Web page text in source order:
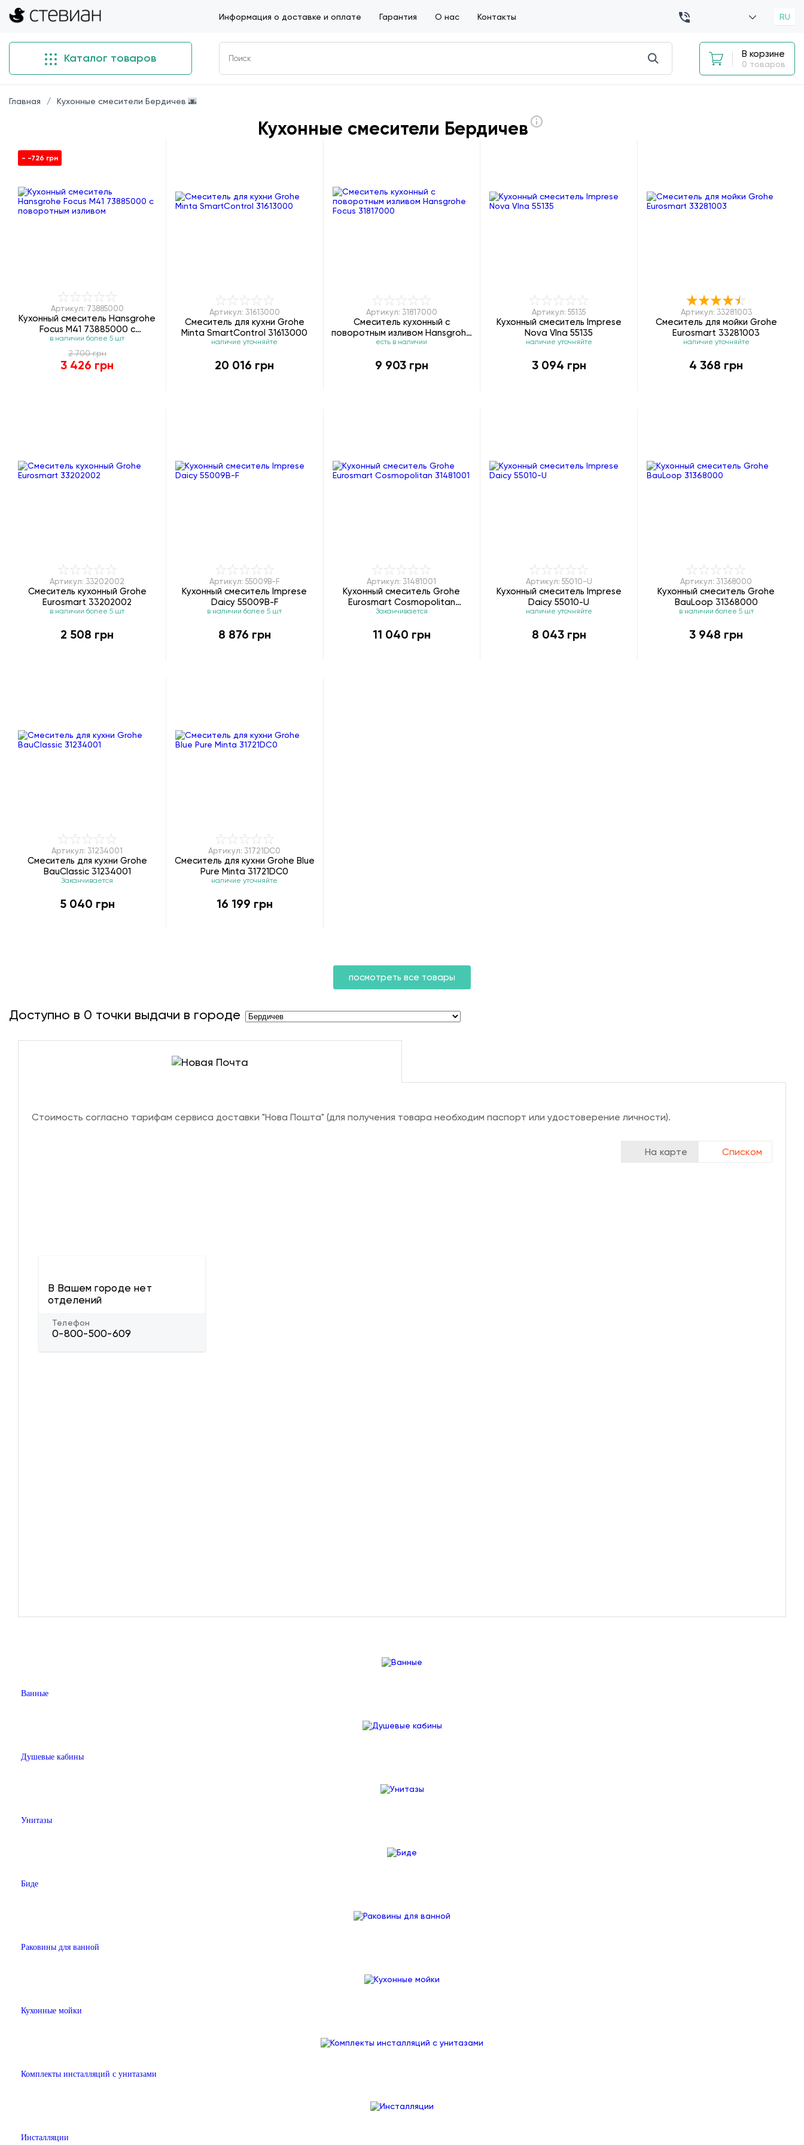
Информация о доставке и оплате Гарантия О нас Контакты RU
Каталог товаров В корзине
0 товаров
Главная Кухонные смесители Бердичев 🌆
Кухонные смесители Бердичев
- -726 грн
Артикул: 73885000
Кухонный смеситель Hansgrohe
Focus M41 73885000 с
поворотным изливом
в наличии более 5 шт
2 700 грн
3 426 грн
Артикул: 31613000
Смеситель для кухни Grohe
Minta SmartControl 31613000
наличие уточняйте
20 016 грн
Артикул: 31817000
Смеситель кухонный с
поворотным изливом Hansgrohe
Focus 31817000
есть в наличии
9 903 грн
Артикул: 55135
Кухонный смеситель Imprese
Nova Vlna 55135
наличие уточняйте
3 094 грн
Артикул: 33281003
Смеситель для мойки Grohe
Eurosmart 33281003
наличие уточняйте
4 368 грн
Артикул: 33202002
Смеситель кухонный Grohe
Eurosmart 33202002
в наличии более 5 шт
2 508 грн
Артикул: 55009B-F
Кухонный смеситель Imprese
Daicy 55009B-F
в наличии более 5 шт
8 876 грн
Артикул: 31481001
Кухонный смеситель Grohe
Eurosmart Cosmopolitan
31481001
Заканчивается
11 040 грн
Артикул: 55010-U
Кухонный смеситель Imprese
Daicy 55010-U
наличие уточняйте
8 043 грн
Артикул: 31368000
Кухонный смеситель Grohe
BauLoop 31368000
в наличии более 5 шт
3 948 грн
Артикул: 31234001
Смеситель для кухни Grohe
BauClassic 31234001
Заканчивается
5 040 грн
Артикул: 31721DC0
Смеситель для кухни Grohe Blue
Pure Minta 31721DC0
наличие уточняйте
16 199 грн
посмотреть все товары
Доступно в 0 точки выдачи в городе
Стоимость согласно тарифам сервиса доставки "Нова Пошта" (для получения товара необходим паспорт или удостоверение личности).
На карте Списком
В Вашем городе нет
отделений
Телефон
0-800-500-609
Ванные
Душевые кабины
Унитазы
Биде
Раковины для ванной
Кухонные мойки
Комплекты инсталляций с унитазами
Инсталляции